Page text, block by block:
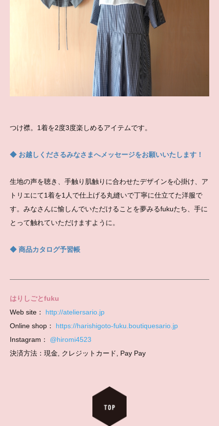
つけ襟。1着を2度3度楽しめるアイテムです。
◆ お越しくださるみなさまへメッセージをお願いいたします！
生地の声を聴き、手触り肌触りに合わせたデザインを心掛け、ア
トリエにて1着を1人で仕上げる丸縫いで丁寧に仕立てた洋服で
す。みなさんに愉しんでいただけることを夢みるfukuたち、手に
とって触れていただけますように。
◆ 商品カタログ予習帳
はりしごとfuku
Web site： http://ateliersario.jp
Online shop： https://harishigoto-fuku.boutiquesario.jp
Instagram： @hiromi4523
決済方法：現金, クレジットカード, Pay Pay